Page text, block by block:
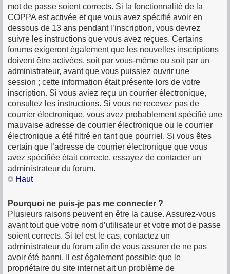
mot de passe soient corrects. Si la fonctionnalité de la
COPPA est activée et que vous avez spécifié avoir en
dessous de 13 ans pendant l’inscription, vous devrez
suivre les instructions que vous avez reçues. Certains
forums exigeront également que les nouvelles inscriptions
doivent être activées, soit par vous-même ou soit par un
administrateur, avant que vous puissiez ouvrir une
session ; cette information était présente lors de votre
inscription. Si vous aviez reçu un courrier électronique,
consultez les instructions. Si vous ne recevez pas de
courrier électronique, vous avez probablement spécifié une
mauvaise adresse de courrier électronique ou le courrier
électronique a été filtré en tant que pourriel. Si vous êtes
certain que l’adresse de courrier électronique que vous
avez spécifiée était correcte, essayez de contacter un
administrateur du forum.
Haut
Pourquoi ne puis-je pas me connecter ?
Plusieurs raisons peuvent en être la cause. Assurez-vous
avant tout que votre nom d’utilisateur et votre mot de passe
soient corrects. Si tel est le cas, contactez un
administrateur du forum afin de vous assurer de ne pas
avoir été banni. Il est également possible que le
propriétaire du site internet ait un problème de